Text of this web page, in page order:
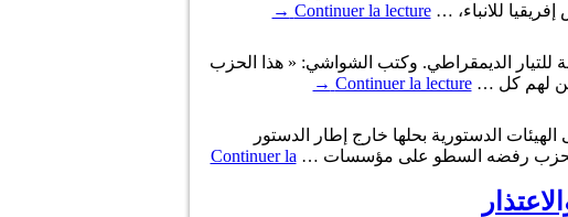
للانباء، …Continuer la lecture
→
للتيار الديمقراطي. وكتب الشواشي: « هذا الحزب
لهم كل …Continuer la lecture
→
الدستورية بحلها خارج إطار الدستور
الحزب رفضه السطو على مؤسسات … Continuer la